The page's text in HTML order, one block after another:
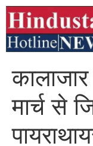
मार्च से